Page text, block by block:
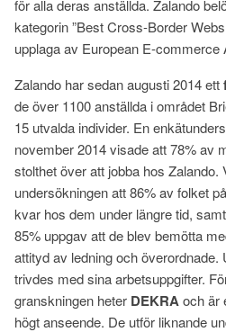
för alla deras anställda. Zalando
kategorin ”Best Cross-Border
upplaga av European E-commerce
Zalando har sedan augusti 2014 ett
de över 1100 anställda i området
15 utvalda individer. En
november 2014 visade att 78% av
stolthet över att jobba hos Zalando.
undersökningen att 86% av folket
kvar hos dem under längre tid,
85% uppgav att de blev bemötta
attityd av ledning och överordnade.
trivdes med sina arbetsuppgifter.
granskningen heter DEKRAoch är
högt anseende. De utför liknande